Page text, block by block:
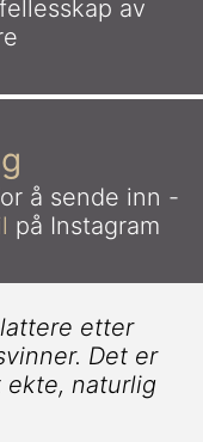
av
å sende inn -
på Instagram
etter
Det er
naturlig